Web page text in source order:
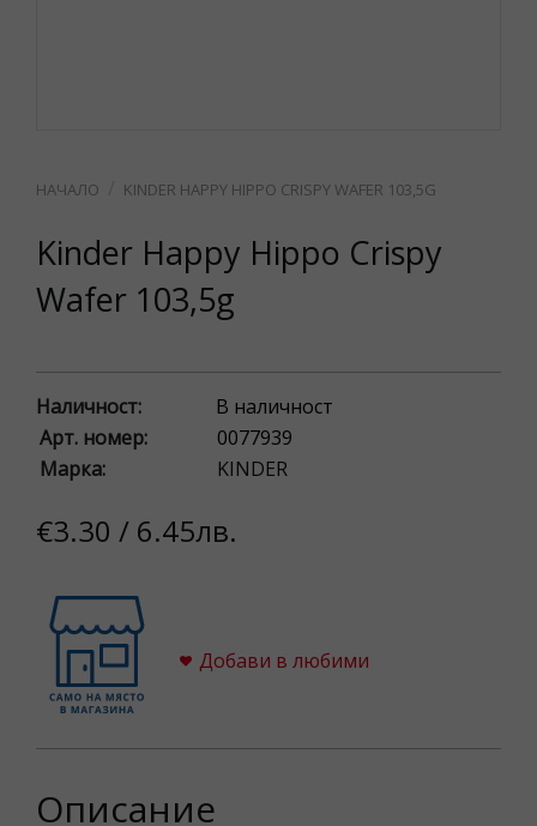
KINDER HAPPY HIPPO CRISPY WAFER 103,5G
Kinder Happy Hippo Crispy
Wafer 103,5g
Наличност:
В наличност
Арт. номер:
0077939
Марка:
KINDER
€3.30 / 6.45лв.
Добави в любими
Описание